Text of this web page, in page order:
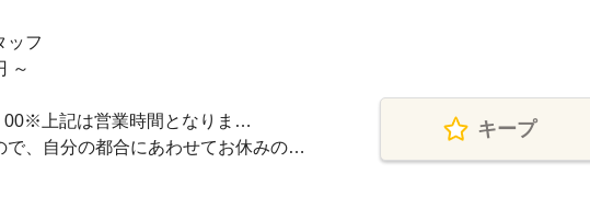
ッフ
～
00※上記は営業時間となりま…
で、自分の都合にあわせてお休みの…
キープ